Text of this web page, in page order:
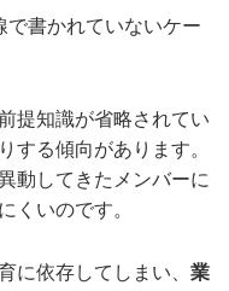
で書かれていないケー
提知識が省略されてい
する傾向があります。
動してきたメンバーに
くいのです。
に依存してしまい、 業